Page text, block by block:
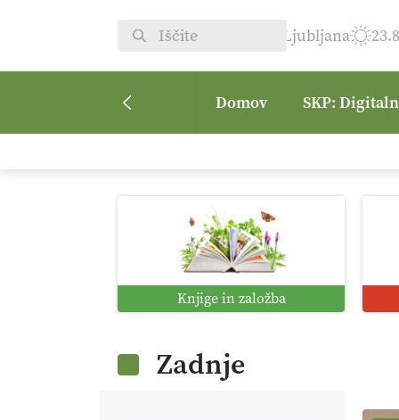
Ljubljana
Domov SKP:
Knjige in založba
Zadnje